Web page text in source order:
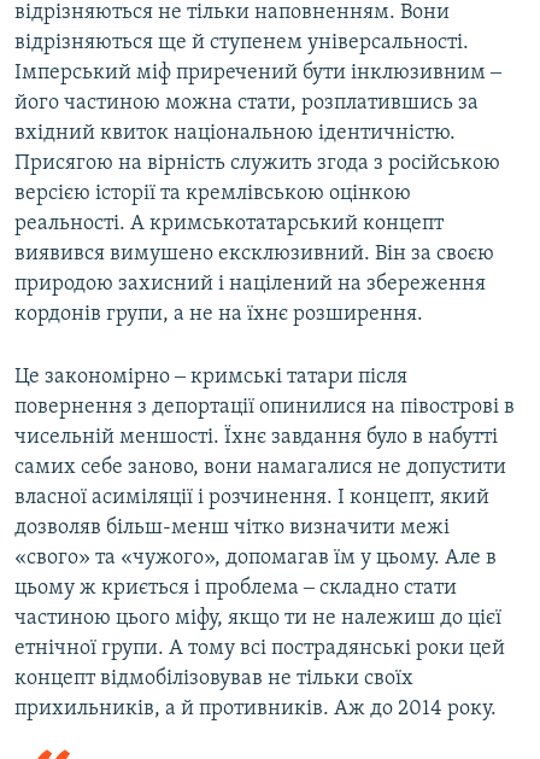
відрізняються не тільки наповненням. Вони
відрізняються ще й ступенем універсальності.
Імперський міф приречений бути інклюзивним ‒
його частиною можна стати, розплатившись за
вхідний квиток національною ідентичністю.
Присягою на вірність служить згода з російською
версією історії та кремлівською оцінкою
реальності. А кримськотатарський концепт
виявився вимушено ексклюзивний. Він за своєю
природою захисний і націлений на збереження
кордонів групи, а не на їхнє розширення.
Це закономірно ‒ кримські татари після
повернення з депортації опинилися на півострові в
чисельній меншості. Їхнє завдання було в набутті
самих себе заново, вони намагалися не допустити
власної асиміляції і розчинення. І концепт, який
дозволяв більш-менш чітко визначити межі
«свого» та «чужого», допомагав їм у цьому. Але в
цьому ж криється і проблема ‒ складно стати
частиною цього міфу, якщо ти не належиш до цієї
етнічної групи. А тому всі пострадянські роки цей
концепт відмобілізовував не тільки своїх
прихильників, а й противників. Аж до 2014 року.